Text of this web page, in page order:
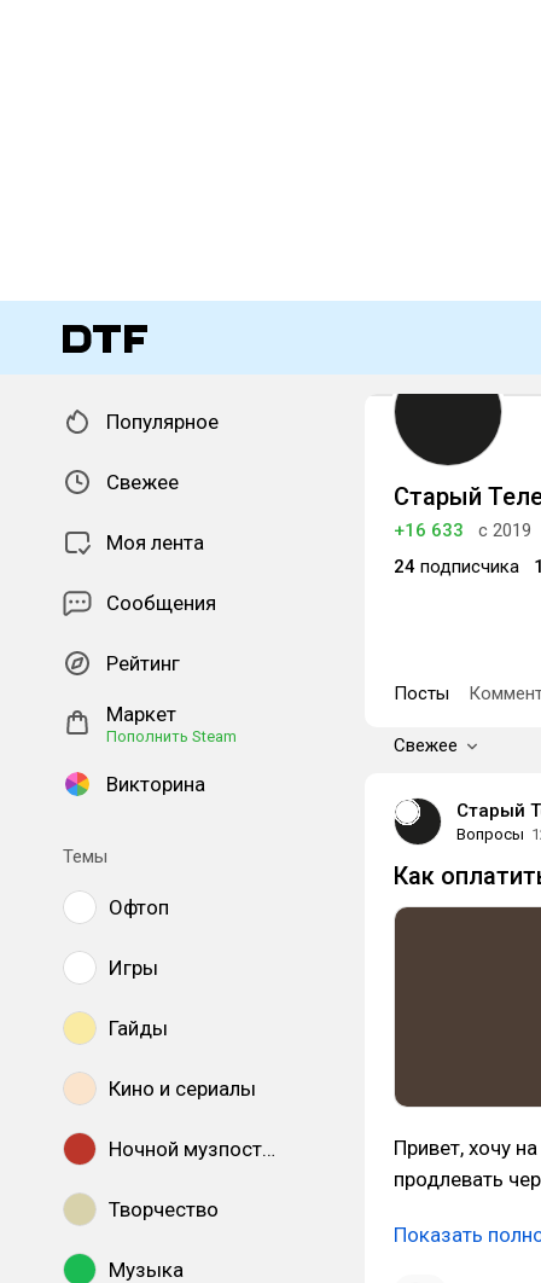
Популярное
Свежее
Моя лента
Сообщения
Рейтинг
Маркет
Пополнить Steam
Викторина
Темы
Офтоп
Игры
Гайды
Кино и сериалы
Ночной музпостинг
Творчество
Музыка
Старый
+16 633
с 2019
24 подписчика
Посты
Свежее
Старый
Вопросы
Как
Привет, хочу
продлевать
Показать